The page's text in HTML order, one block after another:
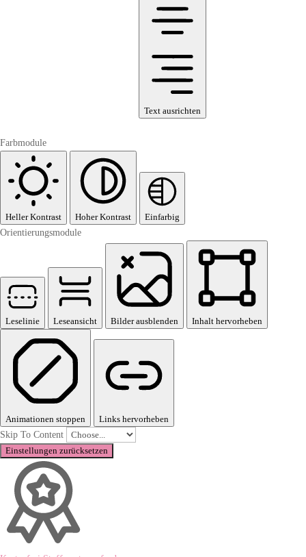
Text ausrichten
Farbmodule
Heller Kontrast Hoher Kontrast
Einfarbig
Orientierungsmodule
Leselinie Leseansicht Bilder ausblenden Inhalt hervorheben
Animationen stoppen
Links hervorheben
Skip To Content
Einstellungen zurücksetzen